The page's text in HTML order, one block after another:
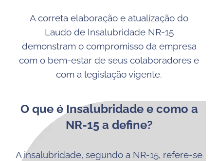
A correta elaboração e atualização do
Laudo de Insalubridade NR-15
demonstram o compromisso da empresa
com o bem-estar de seus colaboradores e
com a legislação vigente.
O que é Insalubridade e como a
NR-15 a define?
A insalubridade, segundo a NR-15, refere-se